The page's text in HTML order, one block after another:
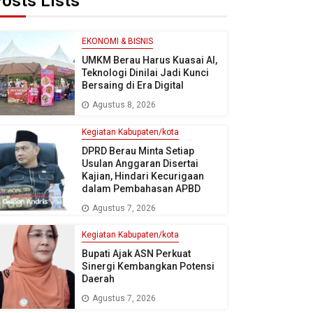
EKONOMI & BISNIS
UMKM Berau Harus Kuasai AI,
Teknologi Dinilai Jadi Kunci
Bersaing di Era Digital
Agustus 8, 2026
Kegiatan Kabupaten/kota
DPRD Berau Minta Setiap
Usulan Anggaran Disertai
Kajian, Hindari Kecurigaan
dalam Pembahasan APBD
Agustus 7, 2026
Kegiatan Kabupaten/kota
Bupati Ajak ASN Perkuat
Sinergi Kembangkan Potensi
Daerah
Agustus 7, 2026